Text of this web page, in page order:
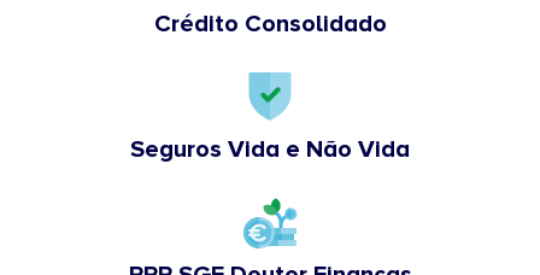
Crédito Consolidado
Seguros Vida e Não Vida